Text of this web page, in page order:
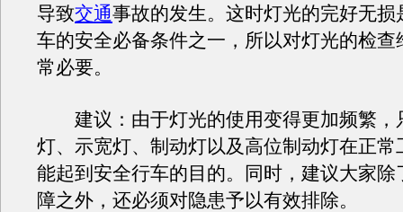
导致交通事故的发生。这时灯光的完好无损
车的安全必备条件之一，所以对灯光的检查
常必要。
建议：由于灯光的使用变得更加频繁，
灯、示宽灯、制动灯以及高位制动灯在正常
能起到安全行车的目的。同时，建议大家除
障之外，还必须对隐患予以有效排除。